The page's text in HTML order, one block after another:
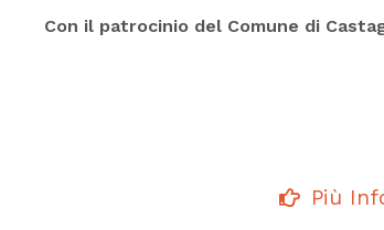
Con il patrocinio del Comune di
Più